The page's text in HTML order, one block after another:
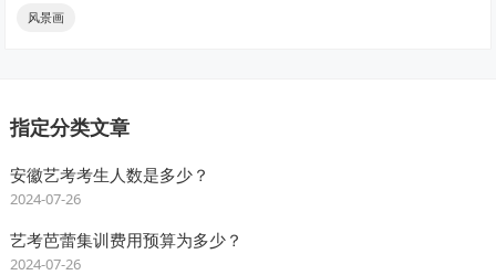
风景画
指定分类文章
安徽艺考考生人数是多少？
2024-07-26
艺考芭蕾集训费用预算为多少？
2024-07-26